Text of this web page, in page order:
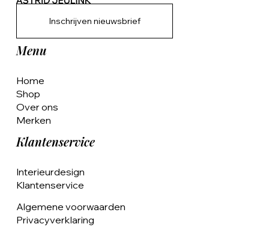
Inschrijven nieuwsbrief
Menu
Home
Shop
Over ons
Merken
Klantenservice
Interieurdesign
Klantenservice
Algemene voorwaarden
Privacyverklaring